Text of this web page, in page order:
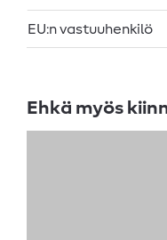
EU:n vastuuhenkilö
Ehkä myös